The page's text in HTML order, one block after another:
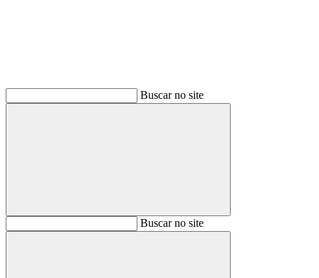
Buscar no site
BuscarBuscar no site